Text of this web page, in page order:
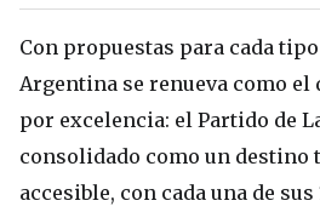
Con propuestas para cada
Argentina se renueva como el
por excelencia: el Partido de
consolidado como un
accesible, con cada una de sus